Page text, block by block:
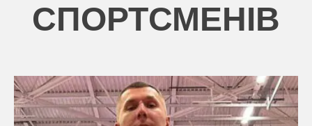
СПОРТСМЕНІВ